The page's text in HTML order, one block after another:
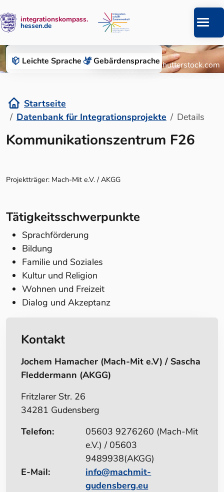
Leichte Sprache Gebärden­sprache
Zum Inhalt springen
integrationskompass.
hessen.de
Datenbank für Integrationsprojekte
© Roman Chazov/Shutterstock.com
Startseite
Datenbank für Integrationsprojekte
Details
Details
Kommunikationszentrum F26
Projektträger: Mach-Mit e.V. / AKGG
Tätigkeitsschwerpunkte
Sprachförderung
Bildung
Familie und Soziales
Kultur und Religion
Wohnen und Freizeit
Dialog und Akzeptanz
Kontakt
Jochem Hamacher (Mach-Mit e.V) / Sascha
Fleddermann (AKGG)
Fritzlarer Str. 26
34281 Gudensberg
Telefon:
05603 9276260 (Mach-Mit
e.V.) / 05603
9489938(AKGG)
E-Mail:
info@machmit-
gudensberg.eu